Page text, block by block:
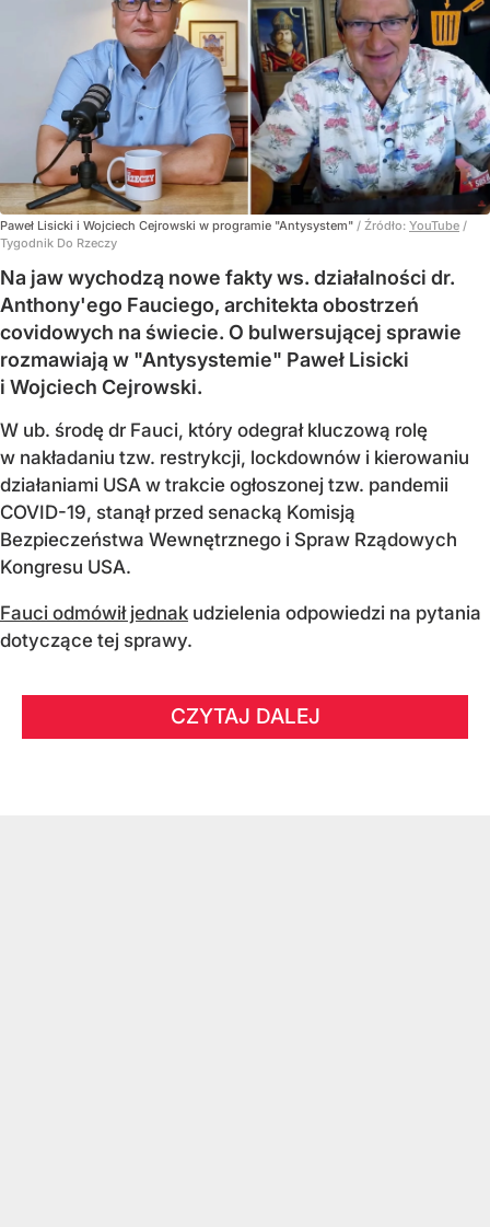
Paweł Lisicki i Wojciech Cejrowski w programie "Antysystem" / Źródło: YouTube /
Tygodnik Do Rzeczy
Na jaw wychodzą nowe fakty ws. działalności dr.
Anthony'ego Fauciego, architekta obostrzeń
covidowych na świecie. O bulwersującej sprawie
rozmawiają w "Antysystemie" Paweł Lisicki
i Wojciech Cejrowski.
W ub. środę dr Fauci, który odegrał kluczową rolę
w nakładaniu tzw. restrykcji, lockdownów i kierowaniu
działaniami USA w trakcie ogłoszonej tzw. pandemii
COVID-19, stanął przed senacką Komisją
Bezpieczeństwa Wewnętrznego i Spraw Rządowych
Kongresu USA.
Fauci odmówił jednak udzielenia odpowiedzi na pytania
dotyczące tej sprawy.
CZYTAJ DALEJ